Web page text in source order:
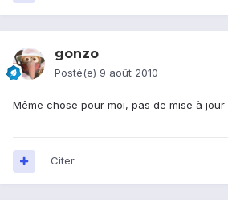
gonzo
Posté(e) 9 août 2010
Même chose pour moi, pas de mise à jour
Citer